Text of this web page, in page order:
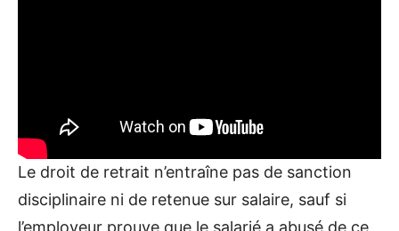
Le droit de retrait n’entraîne pas de sanction
disciplinaire ni de retenue sur salaire, sauf si
l’employeur prouve que le salarié a abusé de ce